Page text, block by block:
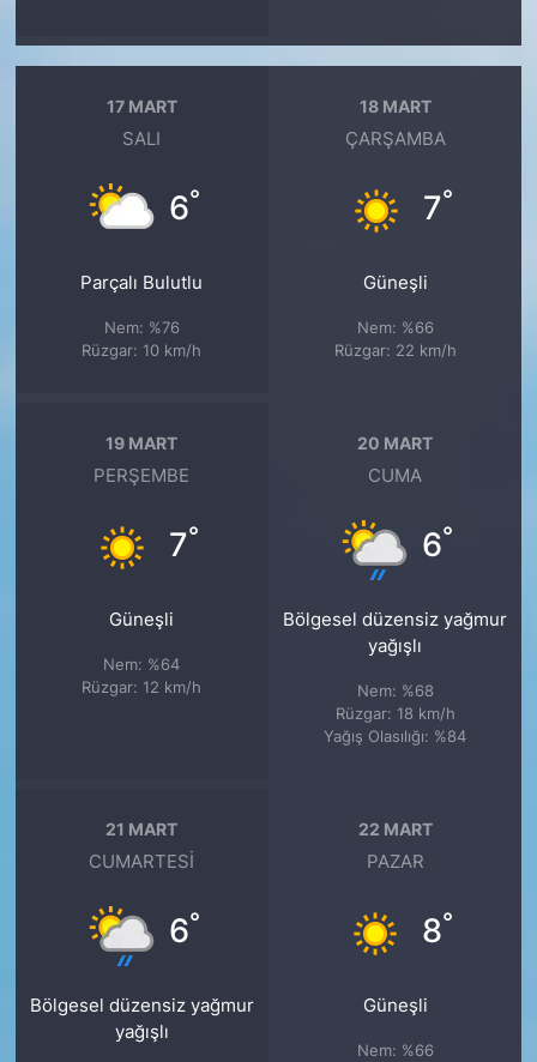
17 MART
SALI
6°
Parçalı Bulutlu
Nem: %76
Rüzgar: 10 km/h
18 MART
ÇARŞAMBA
7°
Güneşli
Nem: %66
Rüzgar: 22 km/h
19 MART
PERŞEMBE
7°
Güneşli
Nem: %64
Rüzgar: 12 km/h
20 MART
CUMA
6°
Bölgesel düzensiz yağmur
yağışlı
Nem: %68
Rüzgar: 18 km/h
Yağış Olasılığı: %84
21 MART
CUMARTESI
6°
Bölgesel düzensiz yağmur
yağışlı
22 MART
PAZAR
8°
Güneşli
Nem: %66